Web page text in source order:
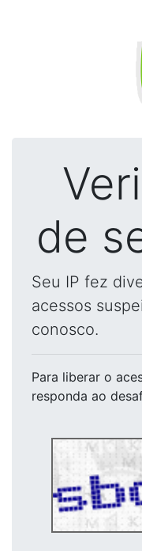
de
Seu IP fez
acessos
conosco.
Para liberar o
responda ao